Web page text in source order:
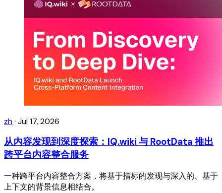
zh· Jul 17, 2026
从内容发现到深度探索：IQ.wiki 与 RootData 推出
跨平台内容整合服务
一种跨平台内容整合方案，将基于指标的发现与深入的、基于
上下文的背景信息相结合。